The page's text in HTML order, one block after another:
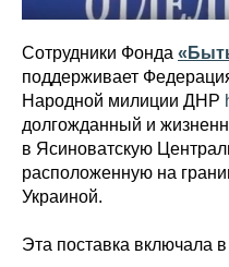
Сотрудники Фонда
поддерживает
Народной милиции ДНР
долгожданный и
в Ясиноватскую
расположенную на
Украиной.
Эта поставка включала